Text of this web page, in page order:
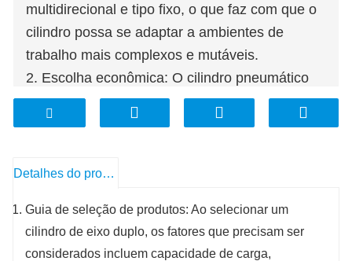
multidirecional e tipo fixo, o que faz com que o
cilindro possa se adaptar a ambientes de
trabalho mais complexos e mutáveis.
2. Escolha econômica: O cilindro pneumático
de guia duplo BESTEN TN é uma escolha
econômica, que fornece serviços completos de
qualidade, baixo custo e curto prazo de
Detalhes do produto
Guia de seleção de produtos: Ao selecionar um
cilindro de eixo duplo, os fatores que precisam ser
considerados incluem capacidade de carga,